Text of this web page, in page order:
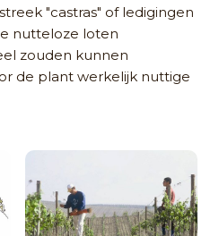
"castras" of ledigingen
nutteloze loten
zouden kunnen
de plant werkelijk nuttige